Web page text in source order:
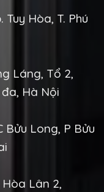
Tuy Hòa, T. Phú
Láng, Tổ 2,
Hà Nội
Bửu Long, P Bửu
Hòa Lân 2,